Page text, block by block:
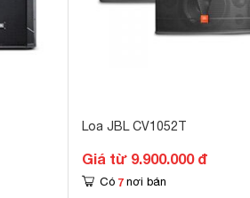
Loa JBL CV1052T
Giá từ 9.900.000 đ
Có 7 nơi bán